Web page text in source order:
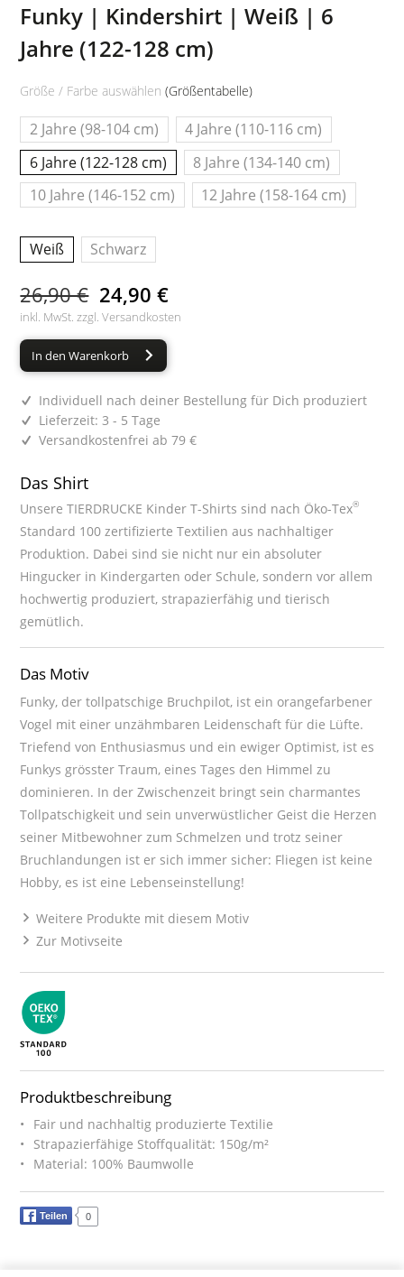
Funky | Kindershirt | Weiß | 6
Jahre (122-128 cm)
Größe / Farbe auswählen(Größentabelle)
2 Jahre (98-104 cm)
4 Jahre (110-116 cm)
6 Jahre (122-128 cm)
8 Jahre (134-140 cm)
10 Jahre (146-152 cm)
12 Jahre (158-164 cm)
Weiß Schwarz
26,90 € 24,90 €
inkl. MwSt. zzgl.Versandkosten
In den Warenkorb
Individuell nach deiner Bestellung für Dich produziert
Lieferzeit: 3 - 5 Tage
Versandkostenfrei ab 79 €
Das Shirt
Unsere TIERDRUCKE Kinder T-Shirts sind nach Öko-Tex®
Standard 100 zertifizierte Textilien aus nachhaltiger
Produktion. Dabei sind sie nicht nur ein absoluter
Hingucker in Kindergarten oder Schule, sondern vor allem
hochwertig produziert, strapazierfähig und tierisch
gemütlich.
Das Motiv
Funky, der tollpatschige Bruchpilot, ist ein orangefarbener
Vogel mit einer unzähmbaren Leidenschaft für die Lüfte.
Triefend von Enthusiasmus und ein ewiger Optimist, ist es
Funkys grösster Traum, eines Tages den Himmel zu
dominieren. In der Zwischenzeit bringt sein charmantes
Tollpatschigkeit und sein unverwüstlicher Geist die Herzen
seiner Mitbewohner zum Schmelzen und trotz seiner
Bruchlandungen ist er sich immer sicher: Fliegen ist keine
Hobby, es ist eine Lebenseinstellung!
Weitere Produkte mit diesem Motiv
Zur Motivseite
Produktbeschreibung
Fair und nachhaltig produzierte Textilie
Strapazierfähige Stoffqualität: 150g/m²
Material: 100% Baumwolle
Teilen 0